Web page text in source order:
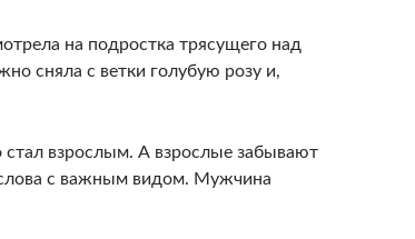
на подростка трясущего над
сняла с ветки голубую розу и,
взрослым. А взрослые забывают
слова с важным видом. Мужчина